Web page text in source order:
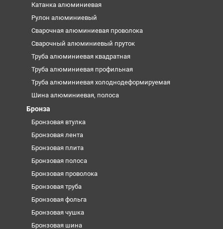
Катанка алюминиевая
Рулон алюминиевый
Сварочная алюминиевая проволока
Сварочный алюминиевый пруток
Труба алюминиевая квадратная
Труба алюминиевая профильная
Труба алюминиевая холоднодеформируемая
Шина алюминиевая, полоса
Бронза
Бронзовая втулка
Бронзовая лента
Бронзовая плита
Бронзовая полоса
Бронзовая проволока
Бронзовая труба
Бронзовая фольга
Бронзовая чушка
Бронзовая шина